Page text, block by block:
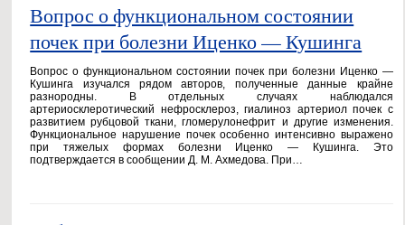
Вопрос о функциональном состоянии
почек при болезни Иценко — Кушинга
Вопрос о функциональном состоянии почек при болезни Иценко —
Кушинга изучался рядом авторов, полученные данные крайне
разнородны. В отдельных случаях наблюдался
артериосклеротический нефросклероз, гиалиноз артериол почек с
развитием рубцовой ткани, гломерулонефрит и другие изменения.
Функциональное нарушение почек особенно интенсивно выражено
при тяжелых формах болезни Иценко — Кушинга. Это
подтверждается в сообщении Д. М. Ахмедова. При…